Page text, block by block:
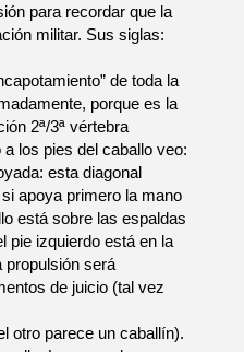
para recordar que la
militar. Sus siglas:
de toda la
porque es la
2ª/3ª vértebra
los pies del caballo veo:
esta diagonal
apoya primero la mano
está sobre las espaldas
pie izquierdo está en la
propulsión será
de juicio (tal vez
otro parece un caballín).